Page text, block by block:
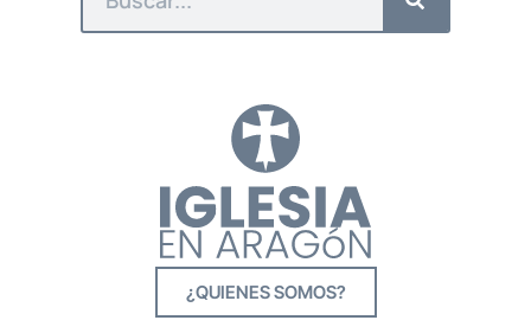
¿QUIENES SOMOS?